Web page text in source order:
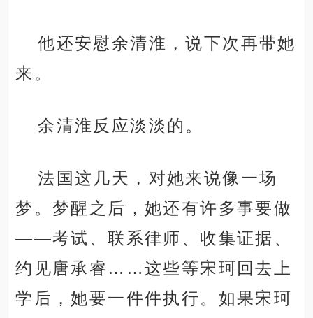
他还安慰余清淮，说下次再带她
来。
余清淮反应淡淡的。
法国这几天，对她来说像一场
梦。梦醒之后，她还有许多事要做
——考试、联系律师、收集证据、
约见唐承睿……这些等宋珂回去上
学后，她要一件件执行。如果宋珂